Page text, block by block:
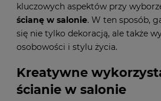
kluczowych aspektów przy
ścianę w salonie. W ten sposób,
się nie tylko dekoracją, ale także
osobowości i stylu życia.
Kreatywne
ścianie w salonie